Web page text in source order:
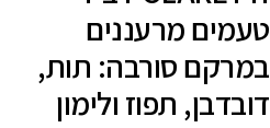
טעמים מרעננים
במרקם סורבה: תות,
דובדבן, תפוז ולימון